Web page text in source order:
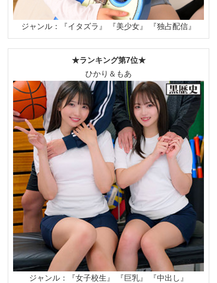
ジャンル：『イタズラ』 『美少女』 『独占配信』
★ランキング第7位★
ひかり＆もあ
ジャンル：『女子校生』 『巨乳』 『中出し』